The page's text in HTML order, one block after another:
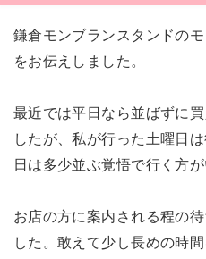
鎌倉モンブランスタンドの
をお伝えしました。
最近では平日なら並ばずに
したが、私が行った土曜日
日は多少並ぶ覚悟で行く方
お店の方に案内される程の
した。敢えて少し長めの時